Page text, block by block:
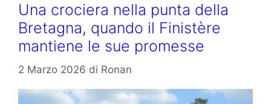
Una crociera nella punta della
Bretagna, quando il Finistère
mantiene le sue promesse
2 Marzo 2026 di Ronan